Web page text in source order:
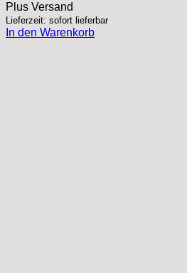
Plus Versand
Lieferzeit: sofort lieferbar
In den Warenkorb